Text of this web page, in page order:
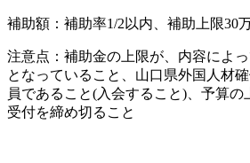
補助額：補助率1/2以内、補助上限30
注意点：補助金の上限が、内容によ
となっていること、山口県外国人材
員であること(入会すること)、予算の
受付を締め切ること